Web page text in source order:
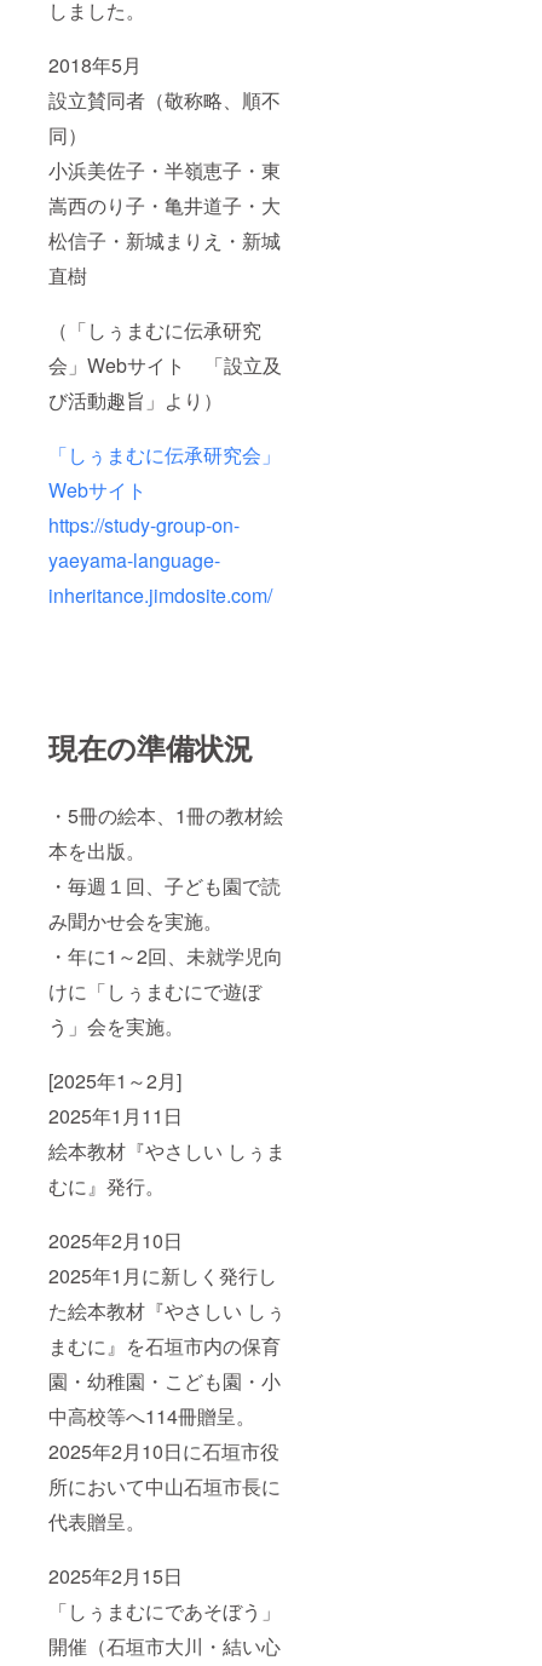
しました。
2018年5月
設立賛同者（敬称略、順不
同）
小浜美佐子・半嶺恵子・東
嵩西のり子・亀井道子・大
松信子・新城まりえ・新城
直樹
（「しぅまむに伝承研究
会」Webサイト 「設立及
び活動趣旨」より）
「しぅまむに伝承研究会」
Webサイト
https://study-group-on-
yaeyama-language-
inheritance.jimdosite.com/
現在の準備状況
・5冊の絵本、1冊の教材絵
本を出版。
・毎週１回、子ども園で読
み聞かせ会を実施。
・年に1～2回、未就学児向
けに「しぅまむにで遊ぼ
う」会を実施。
[2025年1～2月]
2025年1月11日
絵本教材『やさしい しぅま
むに』発行。
2025年2月10日
2025年1月に新しく発行し
た絵本教材『やさしい しぅ
まむに』を石垣市内の保育
園・幼稚園・こども園・小
中高校等へ114冊贈呈。
2025年2月10日に石垣市役
所において中山石垣市長に
代表贈呈。
2025年2月15日
「しぅまむにであそぼう」
開催（石垣市大川・結い心